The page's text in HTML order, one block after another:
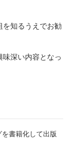
を知るうえでお勧
味深い内容となっ
書籍化して出版